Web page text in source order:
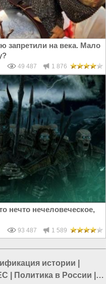
запретили на века. Мало
49 487 1 876
нечто нечеловеческое,
93 487 1 589
истории
Политика в России